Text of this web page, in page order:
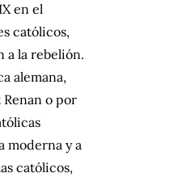
en el
católicos,
a la rebelión.
alemana,
o por
moderna y a
católicos,